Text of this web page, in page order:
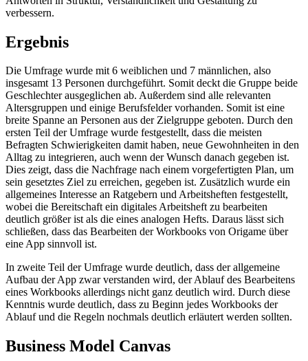
verbessern.
Ergebnis
Die Umfrage wurde mit 6 weiblichen und 7 männlichen, also
insgesamt 13 Personen durchgeführt. Somit deckt die Gruppe beide
Geschlechter ausgeglichen ab. Außerdem sind alle relevanten
Altersgruppen und einige Berufsfelder vorhanden. Somit ist eine
breite Spanne an Personen aus der Zielgruppe geboten. Durch den
ersten Teil der Umfrage wurde festgestellt, dass die meisten
Befragten Schwierigkeiten damit haben, neue Gewohnheiten in den
Alltag zu integrieren, auch wenn der Wunsch danach gegeben ist.
Dies zeigt, dass die Nachfrage nach einem vorgefertigten Plan, um
sein gesetztes Ziel zu erreichen, gegeben ist. Zusätzlich wurde ein
allgemeines Interesse an Ratgebern und Arbeitsheften festgestellt,
wobei die Bereitschaft ein digitales Arbeitsheft zu bearbeiten
deutlich größer ist als die eines analogen Hefts. Daraus lässt sich
schließen, dass das Bearbeiten der Workbooks von Origame über
eine App sinnvoll ist.
In zweite Teil der Umfrage wurde deutlich, dass der allgemeine
Aufbau der App zwar verstanden wird, der Ablauf des Bearbeitens
eines Workbooks allerdings nicht ganz deutlich wird. Durch diese
Kenntnis wurde deutlich, dass zu Beginn jedes Workbooks der
Ablauf und die Regeln nochmals deutlich erläutert werden sollten.
Business Model Canvas